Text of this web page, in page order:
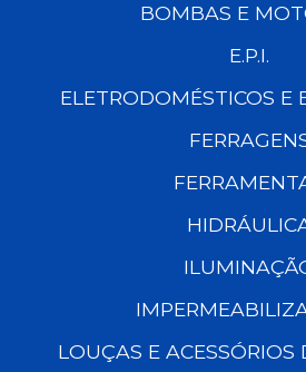
BOMBAS E
E.P.I.
ELETRODOMÉSTICOS E
LOUÇAS E ACESSÓRIOS